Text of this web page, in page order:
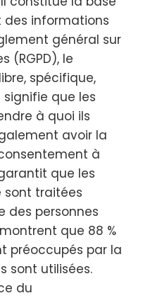
informations
général sur
(RGPD), le
spécifique,
que les
à quoi ils
avoir la
à
que les
sont traitées
des personnes
que 88 %
préoccupés par la
sont utilisées.
du